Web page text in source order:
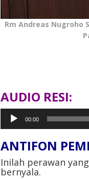
Rm Andreas Nugroho
AUDIO RESI:
Pemutar
Audio
00:00
ANTIFON
Inilah perawan
bernyala.